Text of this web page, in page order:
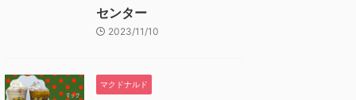
センター
2023/11/10
マクドナルド